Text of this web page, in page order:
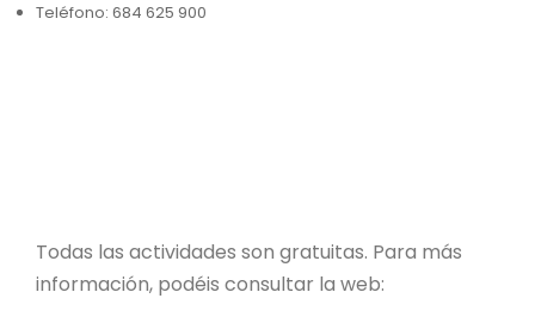
Teléfono: 684 625 900
Todas las actividades son gratuitas. Para más
información, podéis consultar la web: